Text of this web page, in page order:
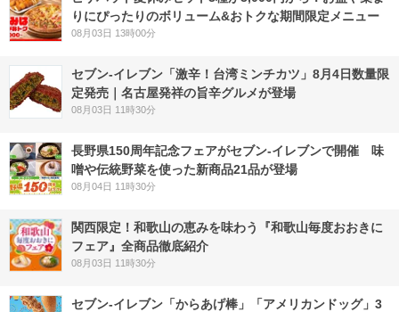
りにぴったりのボリューム&おトクな期間限定メニュー
08月03日 13時00分
セブン-イレブン「激辛！台湾ミンチカツ」8月4日数量限
定発売｜名古屋発祥の旨辛グルメが登場
08月03日 11時30分
長野県150周年記念フェアがセブン-イレブンで開催 味
噌や伝統野菜を使った新商品21品が登場
08月04日 11時30分
関西限定！和歌山の恵みを味わう『和歌山毎度おおきに
フェア』全商品徹底紹介
08月03日 11時30分
セブン‐イレブン「からあげ棒」「アメリカンドッグ」3